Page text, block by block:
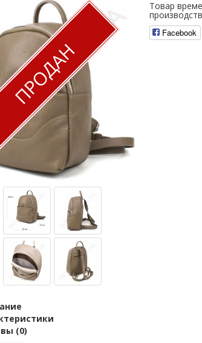
ПРОДАН
(0)
Товар
Facebook